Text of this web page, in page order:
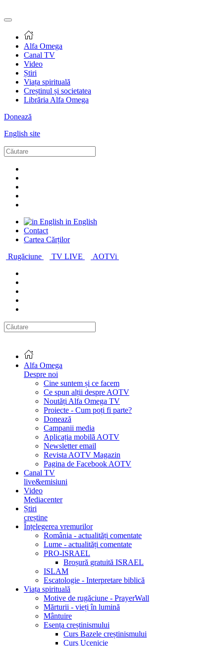
Alfa Omega
Canal TV
Video
Știri
Viața spirituală
Creștinul și societatea
Librăria Alfa Omega
Donează
English site
in English
Contact
Cartea Cărților
Rugăciune
TV LIVE AOTVi
Alfa Omega
Despre noi
Cine suntem și ce facem
Ce spun alții despre AOTV
Noutăți Alfa Omega TV
Proiecte - Cum poți fi parte?
Donează
Campanii media
Aplicația mobilă AOTV
Newsletter email
Revista AOTV Magazin
Pagina de Facebook AOTV
Canal TV
live&emisiuni
Video
Mediacenter
Știri
creștine
Înțelegerea vremurilor
România - actualități comentate
Lume - actualități comentate
PRO-ISRAEL
Broșură gratuită ISRAEL
ISLAM
Escatologie - Interpretare biblică
Viața spirituală
Motive de rugăciune - PrayerWall
Mărturii - vieți în lumină
Mântuire
Esența creștinismului
Curs Bazele creștinismului
Curs Ucenicie